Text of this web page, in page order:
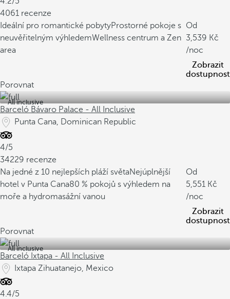
4061 recenze
Ideální pro romantické pobytyProstorné pokoje s
neuvěřitelným výhledemWellness centrum a Zen
area
Od
3,539
/noc
Zobrazit
dostupnost
Porovnat
All inclusive
Barceló Bávaro Palace - All Inclusive
Punta Cana, Dominican Republic
4/5
34229 recenze
Na jedné z 10 nejlepších pláží světaNejúplnější
hotel v Punta Cana80 % pokojů s výhledem na
moře a hydromasážní vanou
Od
5,551
/noc
Zobrazit
dostupnost
Porovnat
All inclusive
Barceló Ixtapa - All Inclusive
Ixtapa Zihuatanejo, Mexico
4.4/5